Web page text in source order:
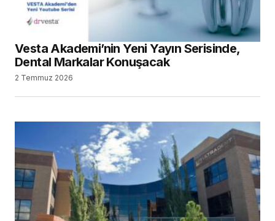
Vesta Akademi’nin Yeni Yayın Serisinde,
Dental Markalar Konuşacak
2 Temmuz 2026